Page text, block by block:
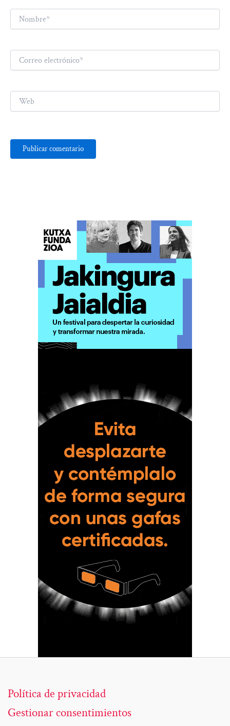
electrónico*
Web
Política de privacidad
Gestionar consentimientos